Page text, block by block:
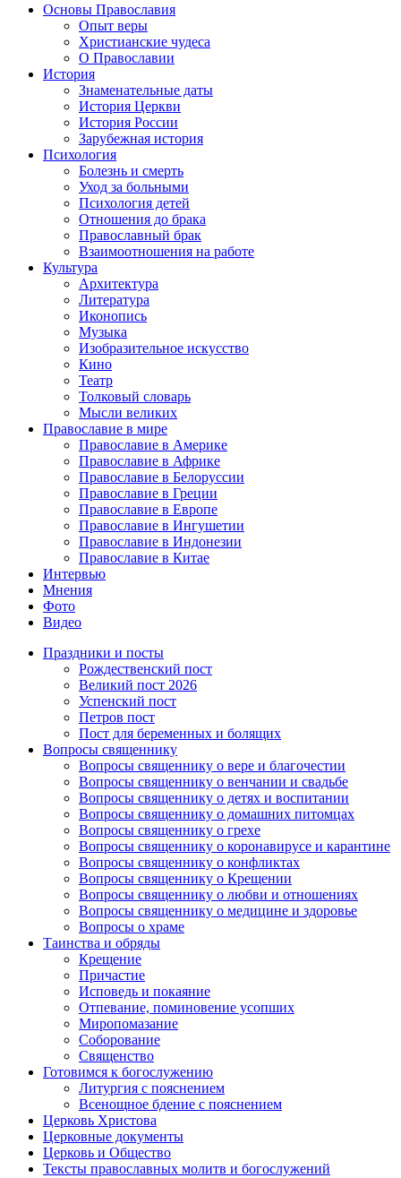
Основы Православия
Опыт веры
Христианские чудеса
О Православии
История
Знаменательные даты
История Церкви
История России
Зарубежная история
Психология
Болезнь и смерть
Уход за больными
Психология детей
Отношения до брака
Православный брак
Взаимоотношения на работе
Культура
Архитектура
Литература
Иконопись
Музыка
Изобразительное искусство
Кино
Театр
Толковый словарь
Мысли великих
Православие в мире
Православие в Америке
Православие в Африке
Православие в Белоруссии
Православие в Греции
Православие в Европе
Православие в Ингушетии
Православие в Индонезии
Православие в Китае
Интервью
Мнения
Фото
Видео
Праздники и посты
Рождественский пост
Великий пост 2026
Успенский пост
Петров пост
Пост для беременных и болящих
Вопросы священнику
Вопросы священнику о вере и благочестии
Вопросы священнику о венчании и свадьбе
Вопросы священнику о детях и воспитании
Вопросы священнику о домашних питомцах
Вопросы священнику о грехе
Вопросы священнику о коронавирусе и карантине
Вопросы священнику о конфликтах
Вопросы священнику о Крещении
Вопросы священнику о любви и отношениях
Вопросы священнику о медицине и здоровье
Вопросы о храме
Таинства и обряды
Крещение
Причастие
Исповедь и покаяние
Отпевание, поминовение усопших
Миропомазание
Соборование
Священство
Готовимся к богослужению
Литургия с пояснением
Всенощное бдение с пояснением
Церковь Христова
Церковные документы
Церковь и Общество
Тексты православных молитв и богослужений